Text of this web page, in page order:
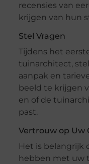
recensies van
krijgen van hun
Stel Vragen
Tijdens het
tuinarchitect,
aanpak en
beeld te krijgen
en of de
past.
Vertrouw op Uw
Het is belangrijk
hebben met uw